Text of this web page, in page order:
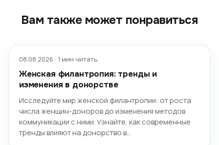
Вам также может понравиться
08.08.2026 · 1 мин читать
Женская филантропия: тренды и
изменения в донорстве
Исследуйте мир женской филантропии: от роста
числа женщин-доноров до изменения методов
коммуникации с ними. Узнайте, как современные
тренды влияют на донорство в…